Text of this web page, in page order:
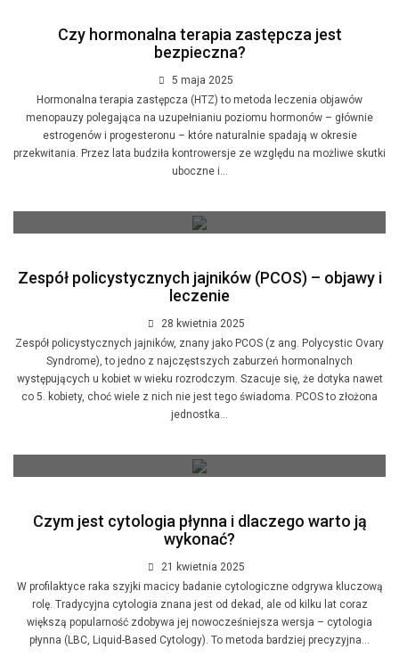
Czy hormonalna terapia zastępcza jest
bezpieczna?
5 maja 2025
Hormonalna terapia zastępcza (HTZ) to metoda leczenia objawów
menopauzy polegająca na uzupełnianiu poziomu hormonów – głównie
estrogenów i progesteronu – które naturalnie spadają w okresie
przekwitania. Przez lata budziła kontrowersje ze względu na możliwe skutki
uboczne i...
Zespół policystycznych jajników (PCOS) – objawy i
leczenie
28 kwietnia 2025
Zespół policystycznych jajników, znany jako PCOS (z ang. Polycystic Ovary
Syndrome), to jedno z najczęstszych zaburzeń hormonalnych
występujących u kobiet w wieku rozrodczym. Szacuje się, że dotyka nawet
co 5. kobiety, choć wiele z nich nie jest tego świadoma. PCOS to złożona
jednostka...
Czym jest cytologia płynna i dlaczego warto ją
wykonać?
21 kwietnia 2025
W profilaktyce raka szyjki macicy badanie cytologiczne odgrywa kluczową
rolę. Tradycyjna cytologia znana jest od dekad, ale od kilku lat coraz
większą popularność zdobywa jej nowocześniejsza wersja – cytologia
płynna (LBC, Liquid-Based Cytology). To metoda bardziej precyzyjna...